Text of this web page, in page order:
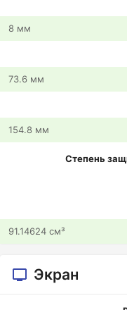
8 мм
73.6 мм
154.8 мм
Степень
91.14624 см³
Экран